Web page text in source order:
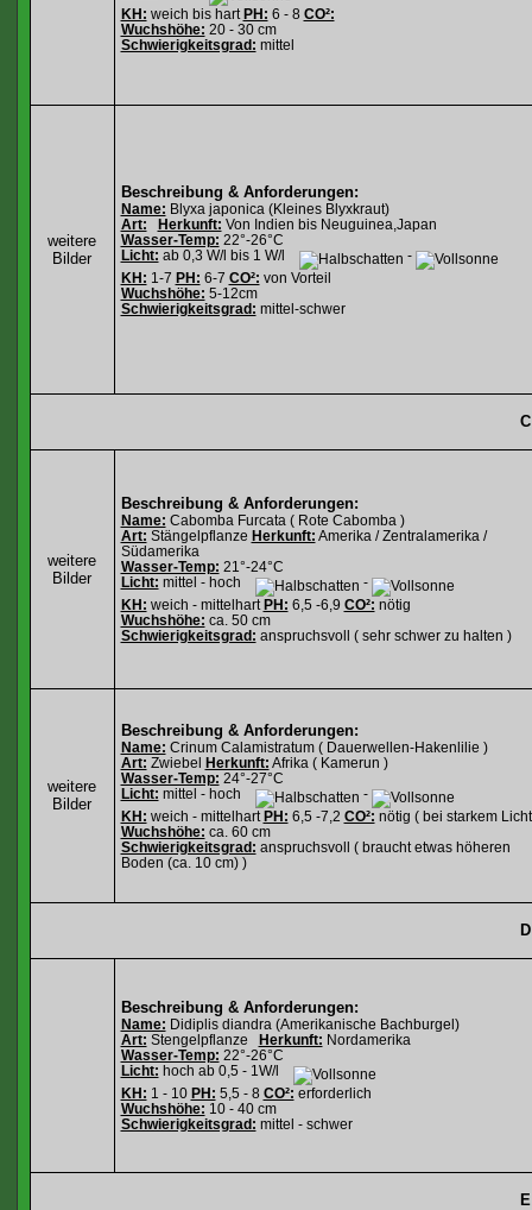
KH: weich bis hart PH: 6 - 8 CO²:
Wuchshöhe: 20 - 30 cm
Schwierigkeitsgrad: mittel
weitere
Bilder
Beschreibung & Anforderungen:
Name: Blyxa japonica (Kleines Blyxkraut)
Art:
Herkunft: Von Indien bis Neuguinea,Japan
Wasser-Temp: 22°-26°C
Licht: ab 0,3 W/l bis 1 W/l
-
KH: 1-7 PH: 6-7 CO²: von Vorteil
Wuchshöhe: 5-12cm
Schwierigkeitsgrad: mittel-schwer
C
weitere
Bilder
Beschreibung & Anforderungen:
Name: Cabomba Furcata ( Rote Cabomba )
Art: Stängelpflanze Herkunft: Amerika / Zentralamerika /
Südamerika
Wasser-Temp: 21°-24°C
Licht: mittel - hoch
-
KH: weich - mittelhart PH: 6,5 -6,9 CO²: nötig
Wuchshöhe: ca. 50 cm
Schwierigkeitsgrad: anspruchsvoll ( sehr schwer zu halten )
weitere
Bilder
Beschreibung & Anforderungen:
Name: Crinum Calamistratum ( Dauerwellen-Hakenlilie )
Art: Zwiebel Herkunft: Afrika ( Kamerun )
Wasser-Temp: 24°-27°C
Licht: mittel - hoch
-
KH: weich - mittelhart PH: 6,5 -7,2 CO²: nötig ( bei starkem
Wuchshöhe: ca. 60 cm
Schwierigkeitsgrad: anspruchsvoll ( braucht etwas höheren
Boden (ca. 10 cm) )
D
Beschreibung & Anforderungen:
Name: Didiplis diandra (Amerikanische Bachburgel)
Art: Stengelpflanze Herkunft: Nordamerika
Wasser-Temp: 22°-26°C
Licht: hoch ab 0,5 - 1W/l
KH: 1 - 10 PH: 5,5 - 8 CO²: erforderlich
Wuchshöhe: 10 - 40 cm
Schwierigkeitsgrad: mittel - schwer
E